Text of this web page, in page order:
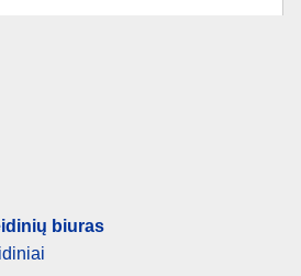
leidinių
biuras